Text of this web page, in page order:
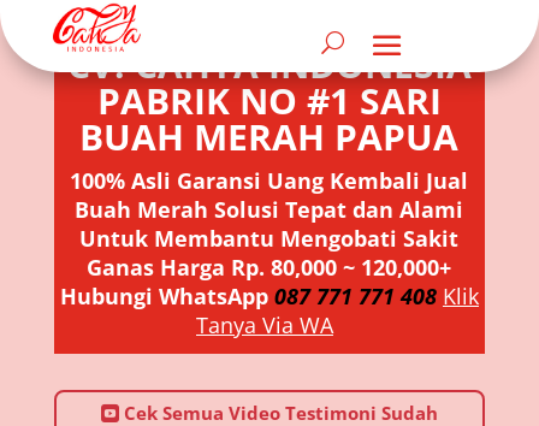
CV. CAHYA INDONESIA
PABRIK NO #1 SARI
BUAH MERAH PAPUA
100% Asli Garansi Uang Kembali Jual
Buah Merah Solusi Tepat dan Alami
Untuk Membantu Mengobati Sakit
Ganas Harga Rp. 80,000 ~ 120,000+
Hubungi WhatsApp 087 771 771 408 Klik
Tanya Via WA
Cek Semua Video Testimoni Sudah